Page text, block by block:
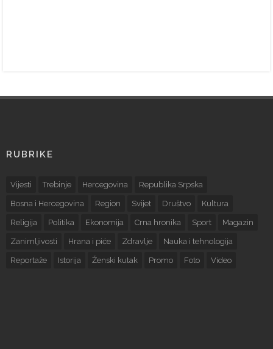
RUBRIKE
Vijesti Trebinje Hercegovina Republika Srpska
Bosna i Hercegovina Region Svijet Društvo Kultura
Religija Politika Ekonomija Crna hronika Sport Magazin
Zanimljivosti Hrana i piće Zdravlje Nauka i tehnologija
Reportaže Istorija Ženski kutak Promo Foto Video